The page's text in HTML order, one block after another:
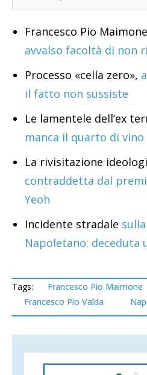
Francesco Pio
avvalso facoltà di non
Processo «cella zero»,
il fatto non sussiste
Le lamentele dell’ex
manca il quarto di vino
La rivisitazione
contraddetta dal
Yeoh
Incidente stradale
Napoletano: deceduta
Tags:
Francesco Pio Maimone
Francesco Pio Valda